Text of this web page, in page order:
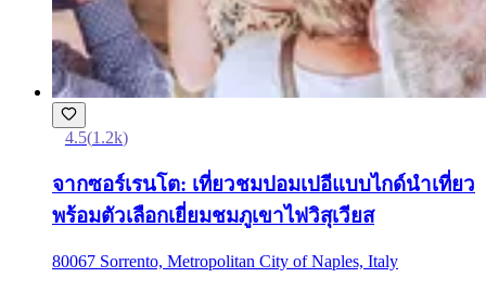
4.5(1.2k)
จากซอร์เรนโต: เที่ยวชมปอมเปอีแบบไกด์นำเที่ยว
พร้อมตัวเลือกเยี่ยมชมภูเขาไฟวิสุเวียส
80067 Sorrento, Metropolitan City of Naples, Italy